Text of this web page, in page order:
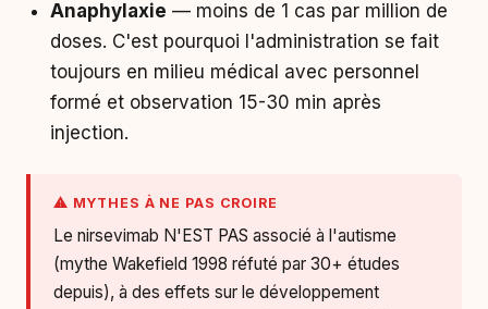
Anaphylaxie — moins de 1 cas par million de
doses. C'est pourquoi l'administration se fait
toujours en milieu médical avec personnel
formé et observation 15-30 min après
injection.
⚠ MYTHES À NE PAS CROIRE
Le nirsevimab N'EST PAS associé à l'autisme
(mythe Wakefield 1998 réfuté par 30+ études
depuis), à des effets sur le développement